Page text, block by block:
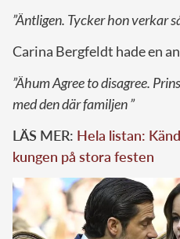
”Äntligen. Tycker hon verkar
Carina Bergfeldt hade en
”Ähum Agree to disagree.
med den där familjen ”
LÄS MER: Hela listan:
kungen på stora festen